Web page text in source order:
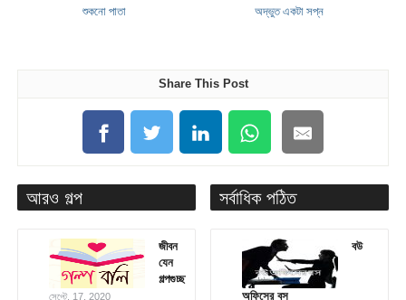
শুকনো পাতা অদ্ভুত একটা সপ্ন
Share This Post
আরও গল্প
জীবন
যেন
গল্পগুচ্ছ
সেপ্টে. 17, 2020
সর্বাধিক পঠিত
বউ
অফিসের বস